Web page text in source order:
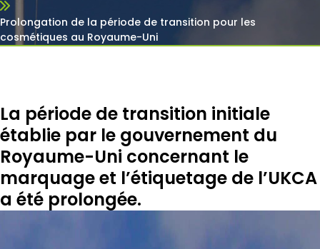
Prolongation de la période de transition pour les
cosmétiques au Royaume-Uni
La période de transition initiale
établie par le gouvernement du
Royaume-Uni concernant le
marquage et l’étiquetage de l’UKCA
a été prolongée.